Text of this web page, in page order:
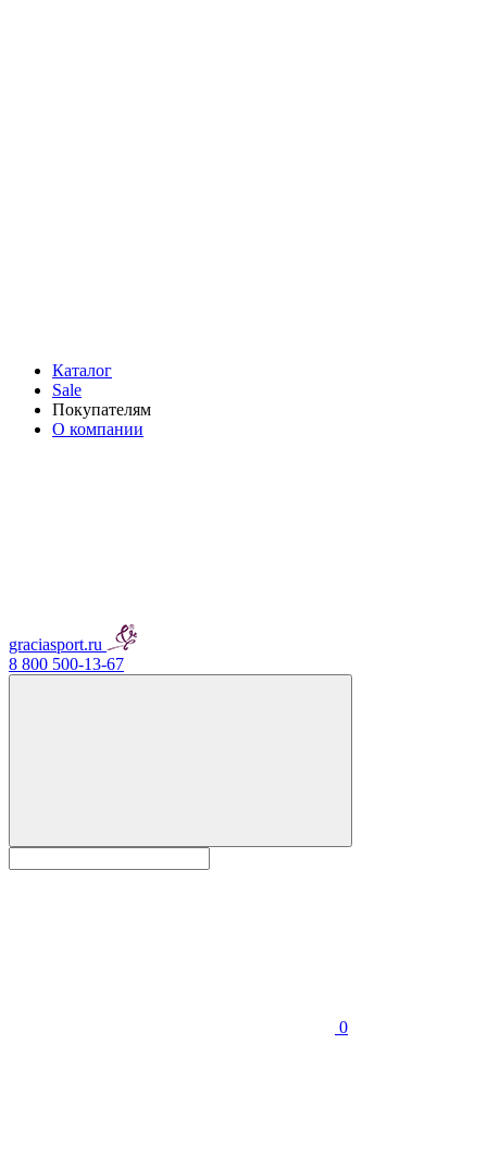
Каталог
Sale
Покупателям
О компании
graciasport.ru
8 800 500-13-67
0